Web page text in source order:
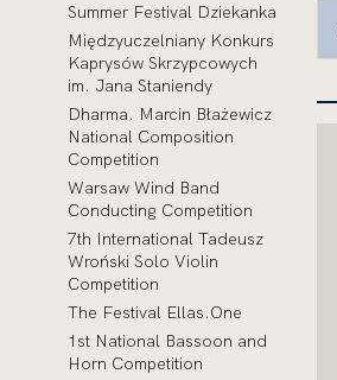
Summer Festival Dziekanka
Międzyuczelniany Konkurs
Kaprysów Skrzypcowych
im. Jana Staniendy
Dharma. Marcin Błażewicz
National Composition
Competition
Warsaw Wind Band
Conducting Competition
7th International Tadeusz
Wroński Solo Violin
Competition
The Festival Ellas.One
1st National Bassoon and
Horn Competition